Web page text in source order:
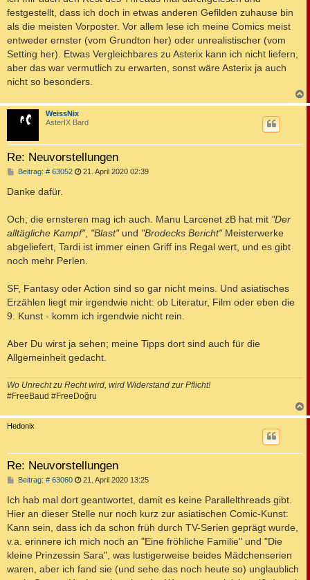
festgestellt, dass ich doch in etwas anderen Gefilden zuhause bin
als die meisten Vorposter. Vor allem lese ich meine Comics meist
entweder ernster (vom Grundton her) oder unrealistischer (vom
Setting her). Etwas Vergleichbares zu Asterix kann ich nicht liefern,
aber das war vermutlich zu erwarten, sonst wäre Asterix ja auch
nicht so besonders.
a
WeissNix
AsterIX Bard
Re: Neuvorstellungen
Beitrag: # 63052B
g
21. April 2020 02:39
Danke dafür.
Och, die ernsteren mag ich auch. Manu Larcenet zB hat mit "Der
alltägliche Kampf", "Blast"und "Brodecks Bericht"Meisterwerke
abgeliefert, Tardi ist immer einen Griff ins Regal wert, und es gibt
noch mehr Perlen.
SF, Fantasy oder Action sind so gar nicht meins. Und asiatisches
Erzählen liegt mir irgendwie nicht: ob Literatur, Film oder eben die
9. Kunst - komm ich irgendwie nicht rein.
Aber Du wirst ja sehen; meine Tipps dort sind auch für die
Allgemeinheit gedacht.
Wo Unrecht zu Recht wird, wird Widerstand zur Pflicht!
#FreeBaud #FreeDoğru
a
Hedonix
Re: Neuvorstellungen
Beitrag: # 63060B
i
t
r
g
21. April 2020 13:25
Ich hab mal dort geantwortet, damit es keine Parallelthreads gibt.
Hier an dieser Stelle nur noch kurz zur asiatischen Comic-Kunst:
Kann sein, dass ich da schon früh durch TV-Serien geprägt wurde,
v.a. erinnere ich mich noch an "Eine fröhliche Familie" und "Die
kleine Prinzessin Sara", was lustigerweise beides Mädchenserien
waren, aber ich fand sie (und sehe das noch heute so) unglaublich